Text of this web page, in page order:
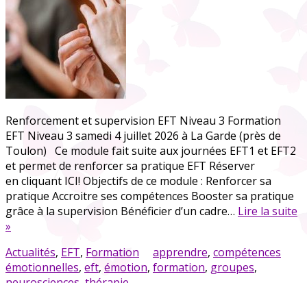
Renforcement et supervision EFT Niveau 3 Formation
EFT Niveau 3 samedi 4 juillet 2026 à La Garde (près de
Toulon) Ce module fait suite aux journées EFT1 et EFT2
et permet de renforcer sa pratique EFT Réserver
en cliquant ICI! Objectifs de ce module : Renforcer sa
pratique Accroitre ses compétences Booster sa pratique
grâce à la supervision Bénéficier d’un cadre… Lire la suite
»
Actualités, EFT, Formation apprendre, compétences
émotionnelles, eft, émotion, formation, groupes,